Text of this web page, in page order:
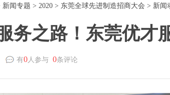
新闻专题 > 2020 > 东莞全球先进制造招商大会 > 新闻
务之路！东莞优才
有0人参与 0条评论